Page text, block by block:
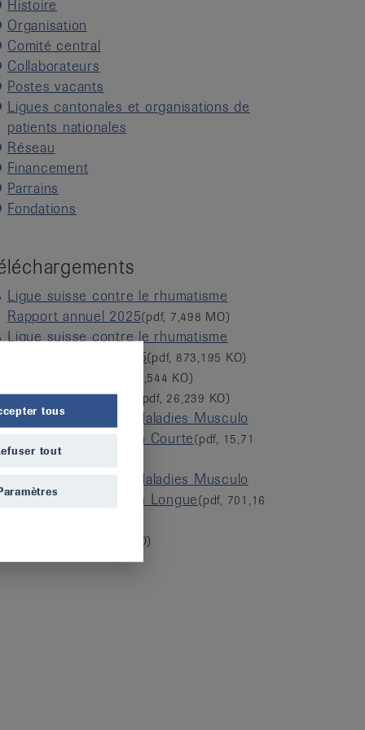
Histoire
Organisation
Comité central
Collaborateurs
Postes vacants
Ligues cantonales et organisations de
patients nationales
Réseau
Financement
Parrains
Fondations
Ligue suisse contre le rhumatisme
Rapport annuel 2025(pdf, 7,498 MO)
Ligue suisse contre le rhumatisme
Jahresrechnung 2025(pdf, 873,195 KO)
(pdf, 24,544 KO)
Politique Associative (pdf, 26,239 KO)
Strategie Nationale Maladies Musculo
Squelettiques Version Courte(pdf, 15,71
MO)
Strategie Nationale Maladies Musculo
Squelettiques Version Longue(pdf, 701,16
(pdf, 105,293 KO)
tous
tout